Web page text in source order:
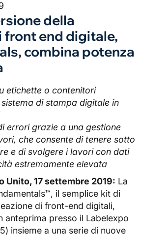
della
front end digitale,
combina potenza
etichette o contenitori
di stampa digitale in
errori grazie a una gestione
che consente di tenere sotto
e di svolgere i lavori con dati
estremamente elevata
Unito, 17 settembre 2019: La
il semplice kit di
di front-end digitali,
anteprima presso il Labelexpo
insieme a una serie di nuove